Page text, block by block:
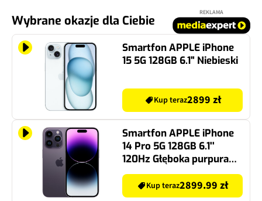
Wybrane okazje dla Ciebie
REKLAMA
Smartfon APPLE iPhone
15 5G 128GB 6.1" Niebieski
Kup teraz2899 zł
Smartfon APPLE iPhone
14 Pro 5G 128GB 6.1''
120Hz Głęboka purpura
Kup teraz2899.99 zł